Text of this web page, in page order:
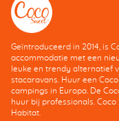
Geïntroduceerd in 2014, is
accommodatie met een
leuke en trendy alternatief
stacaravans. Huur een
campings in Europa. De
huur bij professionals.
Habitat.